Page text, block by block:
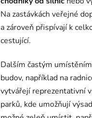
Na zastávkách veřejné
a zároveň přispívají k
cestující.
Dalším častým
budov, například na
vytvářejí reprezentativní
parků, kde umožňují